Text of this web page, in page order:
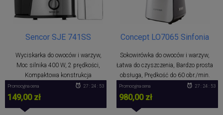
Sencor SJE 741SS
Wyciskarka do owoców i warzyw,
Moc silnika 400 W, 2 prędkości,
Kompaktowa konstrukcja
Promocyjna cena
149,00 zł
27 : 24 : 53
Concept LO7065 Sinfonia
Sokowirówka do owoców i warzyw,
Łatwa do czyszczenia, Bardzo prosta
obsługa, Prędkość do 60 obr./min.
Promocyjna cena
980,00 zł
27 : 24 : 53